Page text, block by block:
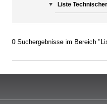
Liste
0 Suchergebnisse im Bereich